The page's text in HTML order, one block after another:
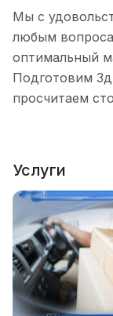
Мы с
любым
оптимальный
Подготовим
просчитаем
Услуги